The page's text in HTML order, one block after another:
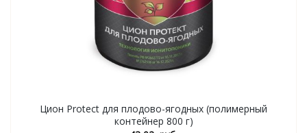
Цион Protect для плодово-ягодных (полимерный
контейнер 800 г)